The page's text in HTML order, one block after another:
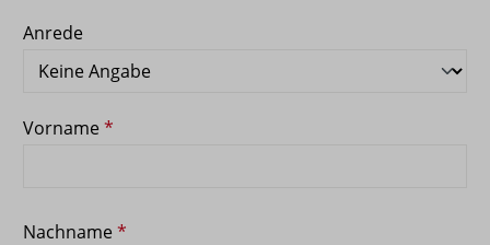
Anrede
Vorname*
Nachname*